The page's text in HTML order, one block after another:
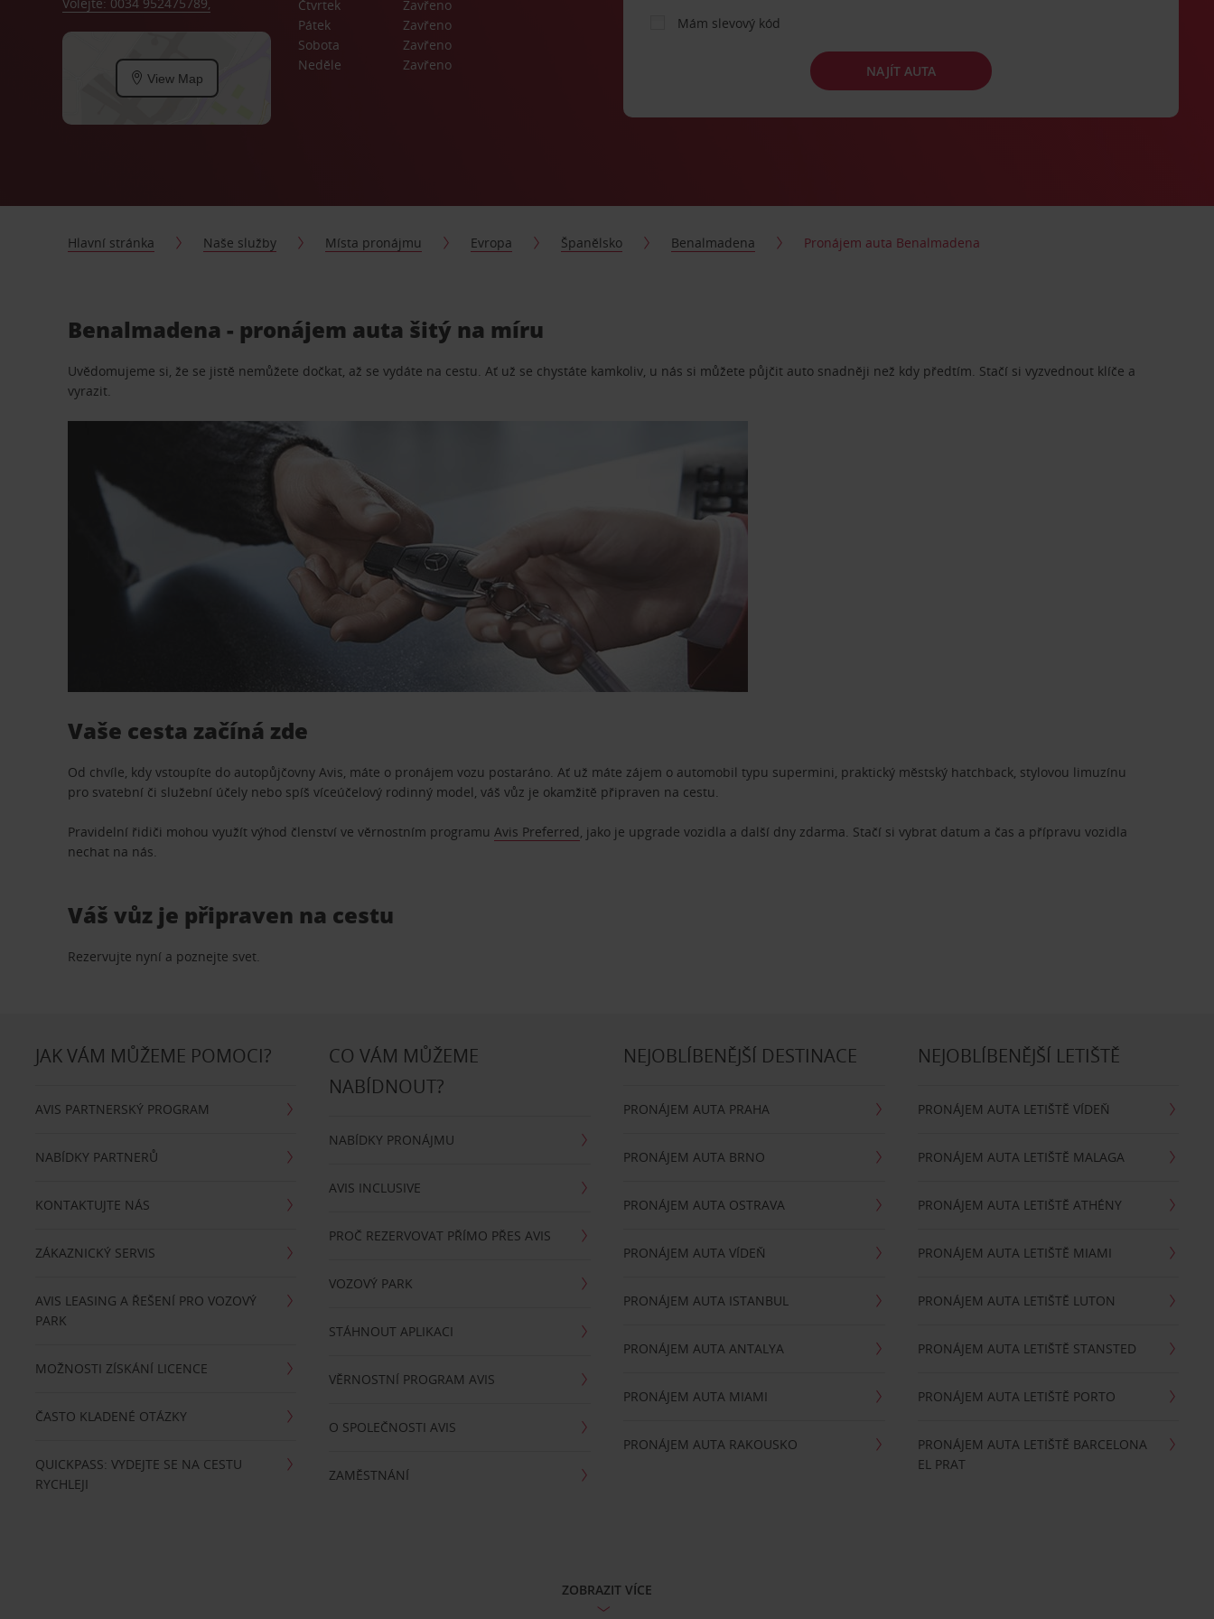
View Map
Čtvrtek
Zavřeno
Pátek
Zavřeno
Sobota
Zavřeno
Neděle
Zavřeno
Mám slevový kód
NAJÍT AUTA
Hlavní stránka Naše služby Místa pronájmu Evropa Španělsko Benalmadena Pronájem auta Benalmadena
Benalmadena - pronájem auta šitý na míru
Uvědomujeme si, že se jistě nemůžete dočkat, až se vydáte na cestu. Ať už se chystáte kamkoliv, u nás si můžete půjčit auto snadněji než kdy předtím. Stačí si vyzvednout klíče a
vyrazit.
Vaše cesta začíná zde
Od chvíle, kdy vstoupíte do autopůjčovny Avis, máte o pronájem vozu postaráno. Ať už máte zájem o automobil typu supermini, praktický městský hatchback, stylovou limuzínu
pro svatební či služební účely nebo spíš víceúčelový rodinný model, váš vůz je okamžitě připraven na cestu.
Pravidelní řidiči mohou využít výhod členství ve věrnostním programuAvis Preferred, jako je upgrade vozidla a další dny zdarma. Stačí si vybrat datum a čas a přípravu vozidla
nechat na nás.
Váš vůz je připraven na cestu
Rezervujte nyní a poznejte svet.
JAK VÁM MŮŽEME POMOCI?
AVIS PARTNERSKÝ PROGRAM
NABÍDKY PARTNERŮ
KONTAKTUJTE NÁS
ZÁKAZNICKÝ SERVIS
AVIS LEASING A ŘEŠENÍ PRO VOZOVÝ
PARK
MOŽNOSTI ZÍSKÁNÍ LICENCE
ČASTO KLADENÉ OTÁZKY
QUICKPASS: VYDEJTE SE NA CESTU
RYCHLEJI
CO VÁM MŮŽEME
NABÍDNOUT?
NABÍDKY PRONÁJMU
AVIS INCLUSIVE
PROČ REZERVOVAT PŘÍMO PŘES AVIS
VOZOVÝ PARK
STÁHNOUT APLIKACI
VĚRNOSTNÍ PROGRAM AVIS
O SPOLEČNOSTI AVIS
ZAMĚSTNÁNÍ
NEJOBLÍBENĚJŠÍ DESTINACE
PRONÁJEM AUTA PRAHA
PRONÁJEM AUTA BRNO
PRONÁJEM AUTA OSTRAVA
PRONÁJEM AUTA VÍDEŇ
PRONÁJEM AUTA ISTANBUL
PRONÁJEM AUTA ANTALYA
PRONÁJEM AUTA MIAMI
PRONÁJEM AUTA RAKOUSKO
NEJOBLÍBENĚJŠÍ LETIŠTĚ
PRONÁJEM AUTA LETIŠTĚ VÍDEŇ
PRONÁJEM AUTA LETIŠTĚ MALAGA
PRONÁJEM AUTA LETIŠTĚ ATHÉNY
PRONÁJEM AUTA LETIŠTĚ MIAMI
PRONÁJEM AUTA LETIŠTĚ LUTON
PRONÁJEM AUTA LETIŠTĚ STANSTED
PRONÁJEM AUTA LETIŠTĚ PORTO
PRONÁJEM AUTA LETIŠTĚ BARCELONA
EL PRAT
ZOBRAZIT VÍCE